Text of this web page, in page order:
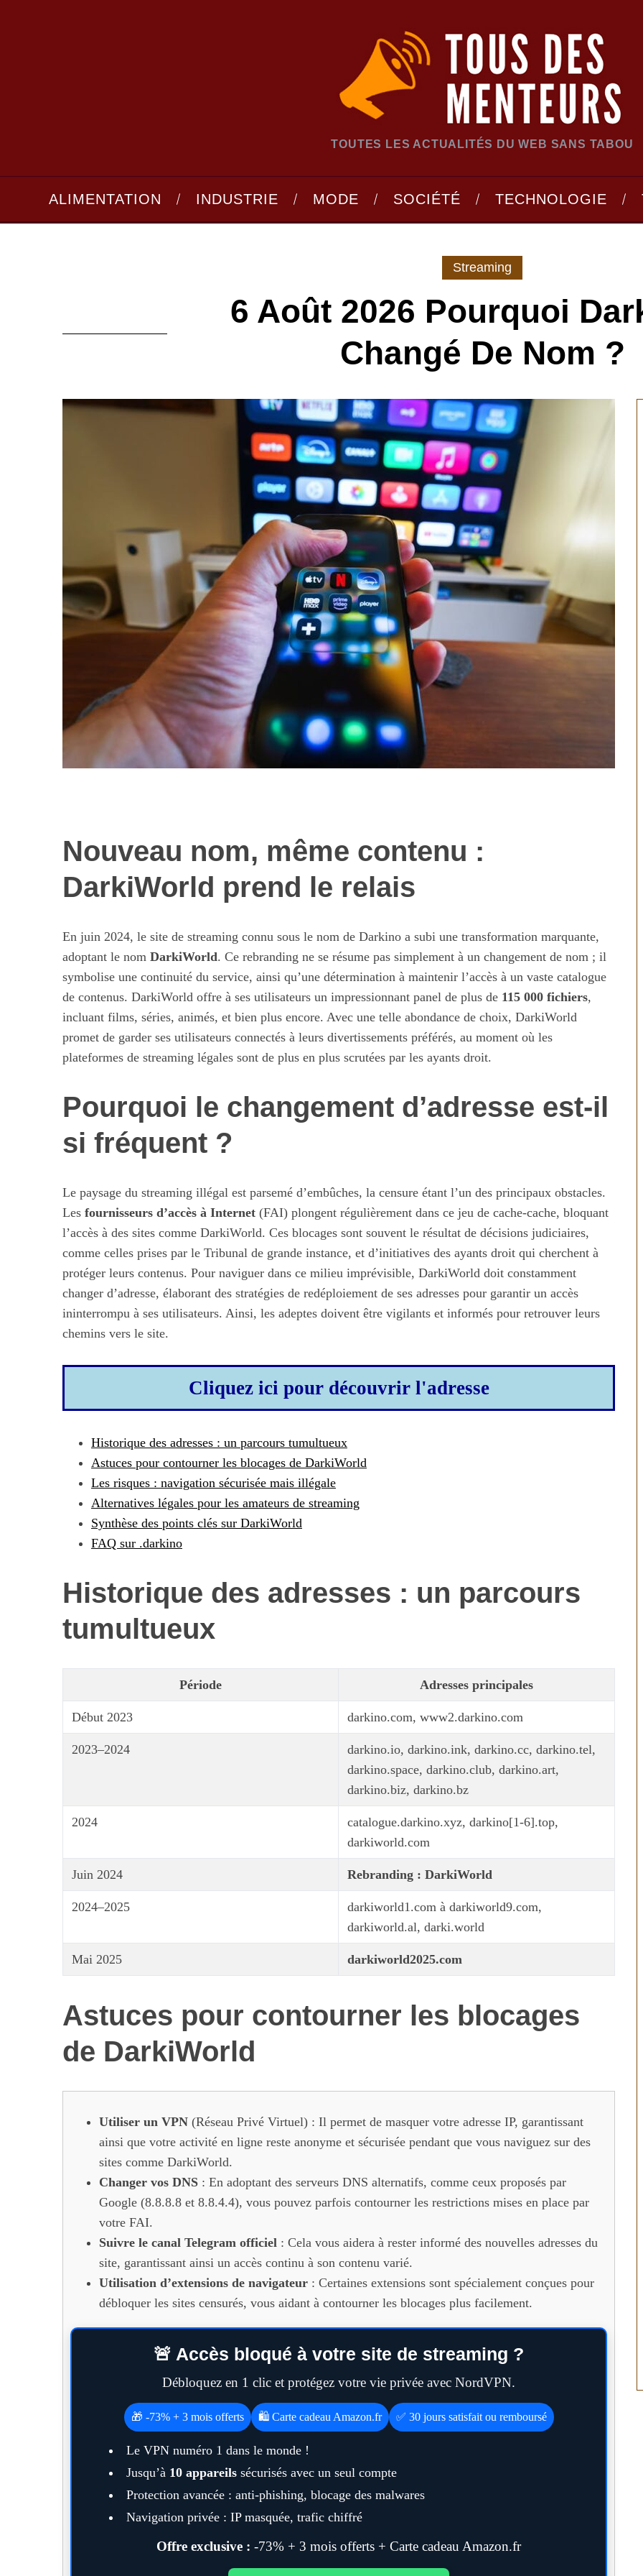
TOUTES LES ACTUALITÉS DU WEB SANS TABOU
ALIMENTATION INDUSTRIE MODE SOCIÉTÉ TECHNOLOGIE
Streaming
6 Août 2026 Pourquoi
Changé De Nom ?
Nouveau nom, même contenu :
DarkiWorld prend le relais
En juin 2024, le site de streaming connu sous le nom de Darkino a subi une transformation marquante,
adoptant le nom DarkiWorld. Ce rebranding ne se résume pas simplement à un changement de nom ; il
symbolise une continuité du service, ainsi qu’une détermination à maintenir l’accès à un vaste catalogue
de contenus. DarkiWorld offre à ses utilisateurs un impressionnant panel de plus de 115 000 fichiers,
incluant films, séries, animés, et bien plus encore. Avec une telle abondance de choix, DarkiWorld
promet de garder ses utilisateurs connectés à leurs divertissements préférés, au moment où les
plateformes de streaming légales sont de plus en plus scrutées par les ayants droit.
Pourquoi le changement d’adresse est-il
si fréquent ?
Le paysage du streaming illégal est parsemé d’embûches, la censure étant l’un des principaux obstacles.
Les fournisseurs d’accès à Internet (FAI) plongent régulièrement dans ce jeu de cache-cache, bloquant
l’accès à des sites comme DarkiWorld. Ces blocages sont souvent le résultat de décisions judiciaires,
comme celles prises par le Tribunal de grande instance, et d’initiatives des ayants droit qui cherchent à
protéger leurs contenus. Pour naviguer dans ce milieu imprévisible, DarkiWorld doit constamment
changer d’adresse, élaborant des stratégies de redéploiement de ses adresses pour garantir un accès
ininterrompu à ses utilisateurs. Ainsi, les adeptes doivent être vigilants et informés pour retrouver leurs
chemins vers le site.
Cliquez ici pour découvrir l'adresse
Historique des adresses : un parcours tumultueux
Astuces pour contourner les blocages de DarkiWorld
Les risques : navigation sécurisée mais illégale
Alternatives légales pour les amateurs de streaming
Synthèse des points clés sur DarkiWorld
FAQ sur .darkino
Historique des adresses : un parcours
tumultueux
Période Adresses principales
Début 2023 darkino.com, www2.darkino.com
2023–2024
darkino.io, darkino.ink, darkino.cc, darkino.tel,
darkino.space, darkino.club, darkino.art,
darkino.biz, darkino.bz
2024
catalogue.darkino.xyz, darkino[1-6].top,
darkiworld.com
Juin 2024 Rebranding : DarkiWorld
2024–2025
darkiworld1.com à darkiworld9.com,
darkiworld.al, darki.world
Mai 2025 darkiworld2025.com
Astuces pour contourner les blocages
de DarkiWorld
Utiliser un VPN (Réseau Privé Virtuel) : Il permet de masquer votre adresse IP, garantissant
ainsi que votre activité en ligne reste anonyme et sécurisée pendant que vous naviguez sur des
sites comme DarkiWorld.
Changer vos DNS : En adoptant des serveurs DNS alternatifs, comme ceux proposés par
Google (8.8.8.8 et 8.8.4.4), vous pouvez parfois contourner les restrictions mises en place par
votre FAI.
Suivre le canal Telegram officiel : Cela vous aidera à rester informé des nouvelles adresses du
site, garantissant ainsi un accès continu à son contenu varié.
Utilisation d’extensions de navigateur : Certaines extensions sont spécialement conçues pour
débloquer les sites censurés, vous aidant à contourner les blocages plus facilement.
🚨 Accès bloqué à votre site de streaming ?
Débloquez en 1 clic et protégez votre vie privée avec NordVPN.
🎁 -73% + 3 mois offerts 🛍️ Carte cadeau Amazon.fr ✅ 30 jours satisfait ou remboursé
Le VPN numéro 1 dans le monde !
Jusqu’à 10 appareils sécurisés avec un seul compte
Protection avancée : anti-phishing, blocage des malwares
Navigation privée : IP masquée, trafic chiffré
Offre exclusive : -73% + 3 mois offerts + Carte cadeau Amazon.fr
Les nouvelles technologies
alimentaires : révolution ou
illusion ?
Aliments ultra-transformés
Maximiser son temps au
quotidien
r
h
r
: